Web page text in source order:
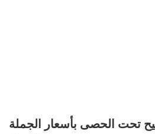
تحت الحصى بأسعار الجملة |